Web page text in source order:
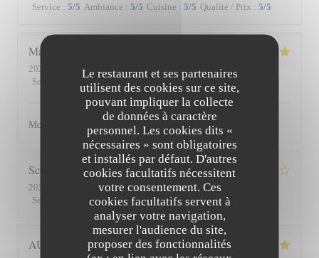
Le restaurant et ses partenaires
utilisent des cookies sur ce site,
pouvant impliquer la collecte
de données à caractère
personnel. Les cookies dits «
nécessaires » sont obligatoires
et installés par défaut. D'autres
cookies facultatifs nécessitent
votre consentement. Ces
cookies facultatifs servent à
analyser votre navigation,
mesurer l'audience du site,
proposer des fonctionnalités
Service : 5/5 Ambiance : 5/5 Cuisine : 5/5 Qualité / Prix : 5/5
Matthieu
2026-08-01
- 19:30 - Couverts 2
Service
Ambiance : Cuisine 5 Qualité / Prix
Moment superbe, du service à l’assiette !
Scott
2026-07-30
- 19:45 - Couverts 3
Service
Ambiance: 3/5 Cuisine: 4/5 Qualité / Prix
AUDE